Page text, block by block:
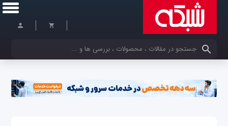
کلمات کلیدی خود را وارد کنید